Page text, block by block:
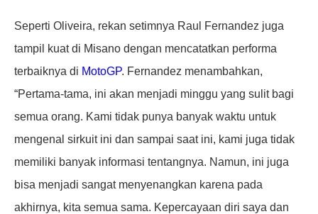
Seperti Oliveira, rekan setimnya Raul Fernandez juga
tampil kuat di Misano dengan mencatatkan performa
terbaiknya di MotoGP. Fernandez menambahkan,
“Pertama-tama, ini akan menjadi minggu yang sulit bagi
semua orang. Kami tidak punya banyak waktu untuk
mengenal sirkuit ini dan sampai saat ini, kami juga tidak
memiliki banyak informasi tentangnya. Namun, ini juga
bisa menjadi sangat menyenangkan karena pada
akhirnya, kita semua sama. Kepercayaan diri saya dan